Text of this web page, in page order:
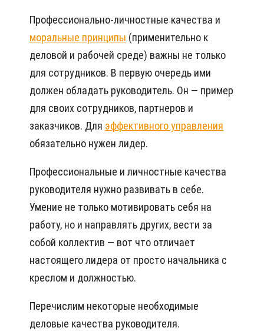
Профессионально-личностные качества и
моральные принципы (применительно к
деловой и рабочей среде) важны не только
для сотрудников. В первую очередь ими
должен обладать руководитель. Он — пример
для своих сотрудников, партнеров и
заказчиков. Для эффективного управления
обязательно нужен лидер.
Профессиональные и личностные качества
руководителя нужно развивать в себе.
Умение не только мотивировать себя на
работу, но и направлять других, вести за
собой коллектив — вот что отличает
настоящего лидера от просто начальника с
креслом и должностью.
Перечислим некоторые необходимые
деловые качества руководителя.